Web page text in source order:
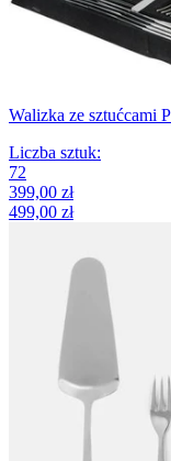
Walizka ze sztućcami
Liczba sztuk:
72
399,00 zł
499,00 zł